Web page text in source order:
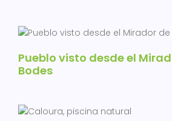
Pueblo visto desde el
Bodes